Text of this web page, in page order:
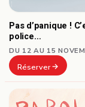
Pas d’panique !
police…
DU 12 AU 15
Réserver